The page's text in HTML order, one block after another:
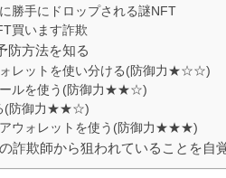
勝手にドロップされる謎NFT
買います詐欺
防方法を知る
ォレットを使い分ける(防御力★☆☆)
ールを使う(防御力★★☆)
(防御力★★☆)
ウォレットを使う(防御力★★★)
詐欺師から狙われていることを自